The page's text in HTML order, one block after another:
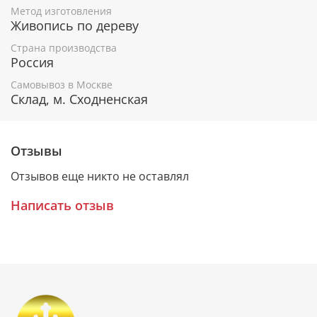
Гарантия подлинности
номерное свидетельство, в котором подробно
расписана вся информация об иконе:
Материалы, из которых она изготовлена,
Гарантия соответствия канонам Православной
Церкви.
Очень удобно для особого подарка!
Метод изготовления
Живопись по дереву
Страна производства
Россия
Самовывоз в Москве
Склад, м. Сходненская
Отзывы
Отзывов еще никто не оставлял
Написать отзыв